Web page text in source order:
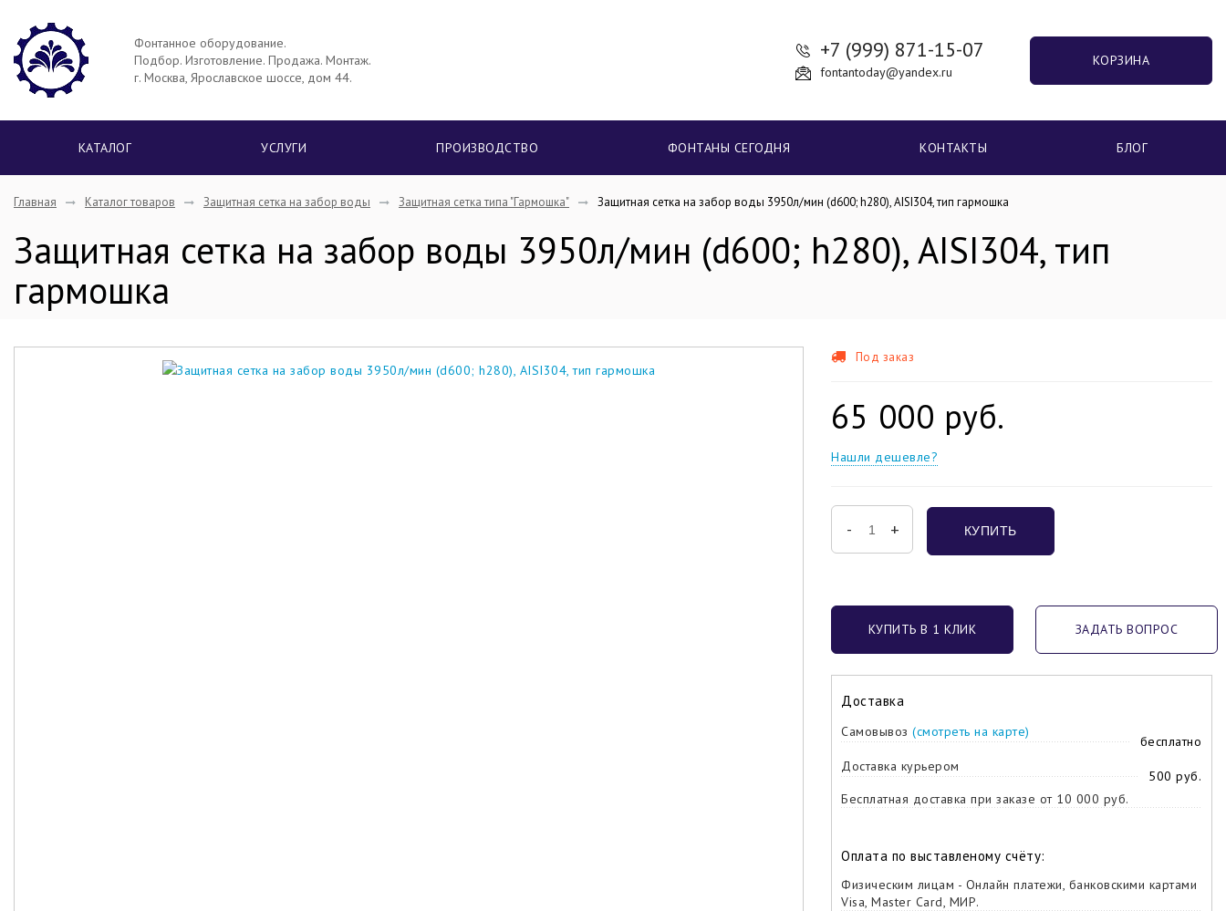
Фонтанное оборудование.
Подбор. Изготовление. Продажа. Монтаж.
г. Москва, Ярославское шоссе, дом 44.
+7 (999) 871-15-07
fontantoday@yandex.ru
КОРЗИНА
КАТАЛОГ УСЛУГИ ПРОИЗВОДСТВО ФОНТАНЫ СЕГОДНЯ КОНТАКТЫ БЛОГ
Главная Каталог товаров Защитная сетка на забор воды Защитная сетка типа "Гармошка" Защитная сетка на забор воды 3950л/мин (d600; h280), AISI304, тип гармошка
Защитная сетка на забор воды 3950л/мин (d600; h280), AISI304, тип
гармошка
Под заказ
65 000 руб.
Нашли дешевле?
- + КУПИТЬ
КУПИТЬ В 1 КЛИК ЗАДАТЬ ВОПРОС
Доставка
Самовывоз (смотреть на карте)
бесплатно
Доставка курьером
500 руб.
Бесплатная доставка при заказе от 10 000 руб.
Оплата по выставленому счёту:
Физическим лицам - Онлайн платежи, банковскими картами
Visa, Master Card, МИР.